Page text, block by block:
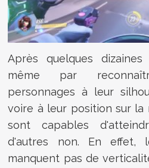
Après quelques
même par
personnages à leur
voire à leur position sur la
sont capables
d'autres non. En effet,
manquent pas de